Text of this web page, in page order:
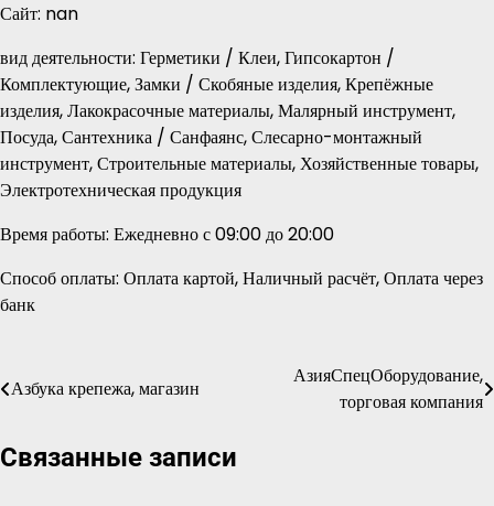
Сайт: nan
вид деятельности: Герметики / Клеи, Гипсокартон /
Комплектующие, Замки / Скобяные изделия, Крепёжные
изделия, Лакокрасочные материалы, Малярный инструмент,
Посуда, Сантехника / Санфаянс, Слесарно-монтажный
инструмент, Строительные материалы, Хозяйственные товары,
Электротехническая продукция
Время работы: Ежедневно с 09:00 до 20:00
Способ оплаты: Оплата картой, Наличный расчёт, Оплата через
банк
Навигация
записям
Азбука крепежа, магазин
АзияСпецОборудование,
торговая компания
Связанные записи